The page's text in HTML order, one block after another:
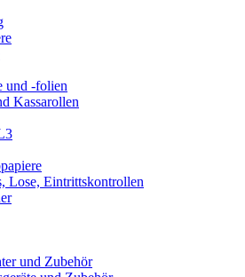
und -folien
Kassarollen
Lose, Eintrittskontrollen
und Zubehör